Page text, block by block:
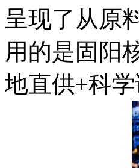
呈现了从原
用的是固阳
地直供+科